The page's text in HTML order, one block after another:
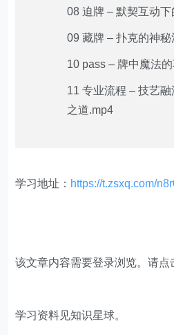
08 迫牌 – 默契互动
09 藏牌 – 扑克的神
10 pass – 牌中魔法
11 专业流程 – 技艺
之道.mp4
学习地址： https://t.zsxq.com/
该文章内容需要登录浏览。请点
学习资料见知识星球。